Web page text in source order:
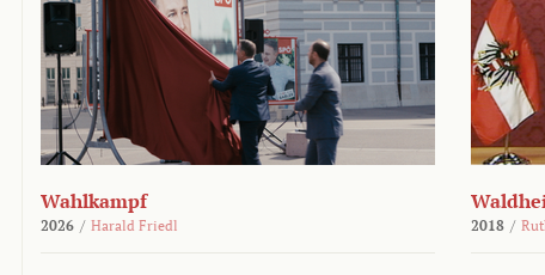
Wahlkampf
2026 / Harald Friedl 2018 /